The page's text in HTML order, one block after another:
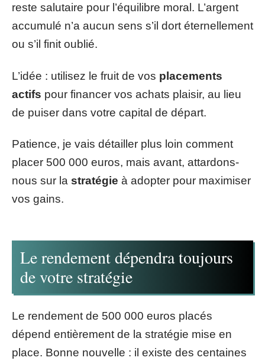
reste salutaire pour l’équilibre moral. L’argent
accumulé n’a aucun sens s’il dort éternellement
ou s’il finit oublié.
L’idée : utilisez le fruit de vos placements
actifs pour financer vos achats plaisir, au lieu
de puiser dans votre capital de départ.
Patience, je vais détailler plus loin comment
placer 500 000 euros, mais avant, attardons-
nous sur la stratégie à adopter pour maximiser
vos gains.
Le rendement dépendra toujours
de votre stratégie
Le rendement de 500 000 euros placés
dépend entièrement de la stratégie mise en
place. Bonne nouvelle : il existe des centaines